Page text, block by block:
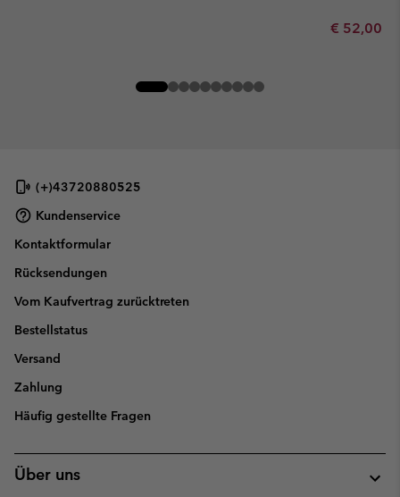
Minimum
€ 52,00
(+)43720880525
Kundenservice
Kontaktformular
Rücksendungen
Vom Kaufvertrag zurücktreten
Bestellstatus
Versand
Zahlung
Häufig gestellte Fragen
Über uns